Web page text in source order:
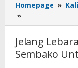
Homepage »
»
Lebaran
Bank
Kalsel
Bagikan
Jelang
Sembako